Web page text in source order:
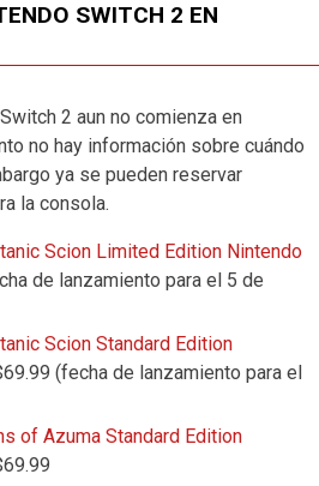
SWITCH 2 EN
2 aun no comienza en
no hay información sobre cuándo
ya se pueden reservar
la consola.
Scion Limited Edition Nintendo
de lanzamiento para el 5 de
Scion Standard Edition
(fecha de lanzamiento para el
of Azuma Standard Edition